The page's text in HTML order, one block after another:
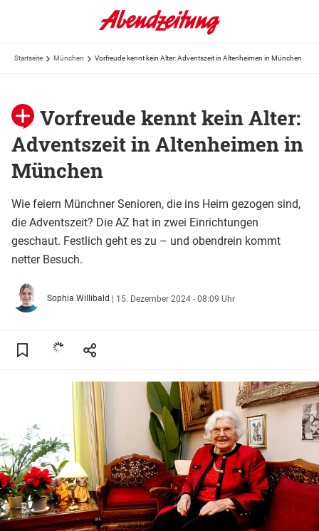
Startseite München Vorfreude kennt kein Alter: Adventszeit in Altenheimen in München
Vorfreude kennt kein Alter:
Adventszeit in Altenheimen in
München
Wie feiern Münchner Senioren, die ins Heim gezogen sind,
die Adventszeit? Die AZ hat in zwei Einrichtungen
geschaut. Festlich geht es zu – und obendrein kommt
netter Besuch.
Sophia Willibald | 15. Dezember 2024 - 08:09 Uhr